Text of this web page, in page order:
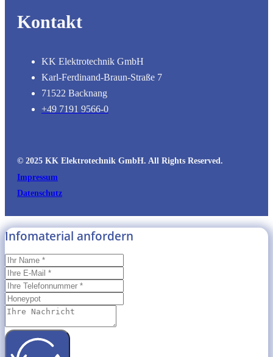
Kontakt
KK Elektrotechnik GmbH
Karl-Ferdinand-Braun-Straße 7
71522 Backnang
+49 7191 9566-0
© 2025 KK Elektrotechnik GmbH. All Rights Reserved.
Impressum
Datenschutz
Infomaterial anfordern